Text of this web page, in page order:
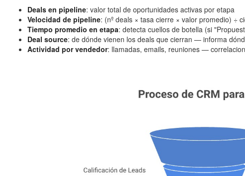
Deals en pipeline: valor total de oportunidades activas por etapa
Velocidad de pipeline: (nº deals × tasa cierre × valor promedio) ÷
Tiempo promedio en etapa: detecta cuellos de botella (si
Deal source: de dónde vienen los deals que cierran — informa
Actividad por vendedor: llamadas, emails, reuniones —